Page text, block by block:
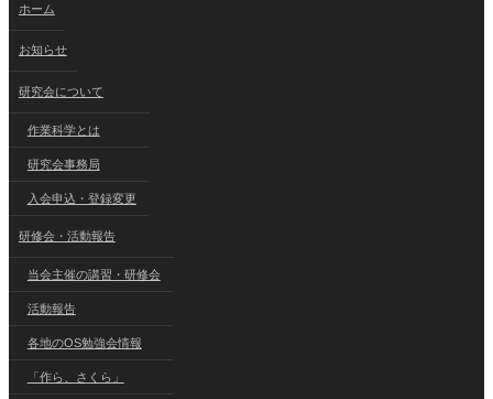
ホーム
お知らせ
研究会について
作業科学とは
研究会事務局
入会申込・登録変更
研修会・活動報告
当会主催の講習・研修会
活動報告
各地のOS勉強会情報
「作ら、さくら」